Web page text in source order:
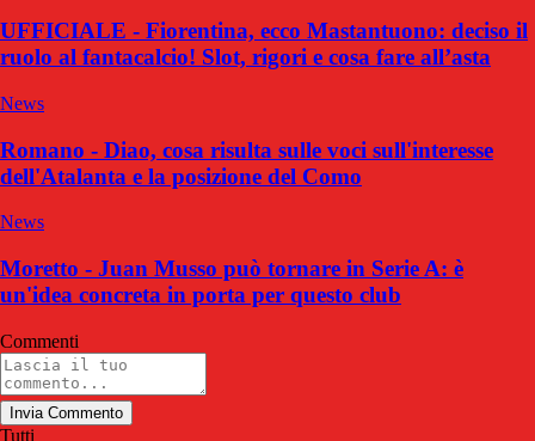
UFFICIALE - Fiorentina, ecco Mastantuono: deciso il
ruolo al fantacalcio! Slot, rigori e cosa fare all’asta
News
Romano - Diao, cosa risulta sulle voci sull'interesse
dell'Atalanta e la posizione del Como
News
Moretto - Juan Musso può tornare in Serie A: è
un'idea concreta in porta per questo club
Commenti
Invia Commento
Tutti